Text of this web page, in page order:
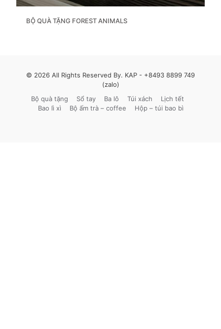
BỘ QUÀ TẶNG FOREST ANIMALS
© 2026 All Rights Reserved By. KAP - +8493 8899 749
(zalo)
Bộ quà tặng
Sổ tay Ba lô Túi xách
Lịch tết
Bao lì xì
Bộ ấm trà – coffee Hộp – túi bao bì